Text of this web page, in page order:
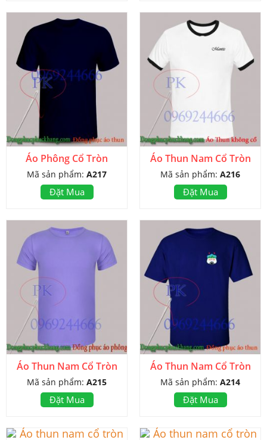
Áo Phông Cổ Tròn
Mã sản phẩm: A217
Đặt Mua
Áo Thun Nam Cổ Tròn
Mã sản phẩm: A216
Đặt Mua
Áo Thun Nam Cổ Tròn
Mã sản phẩm: A215
Đặt Mua
Áo Thun Nam Cổ Tròn
Mã sản phẩm: A214
Đặt Mua